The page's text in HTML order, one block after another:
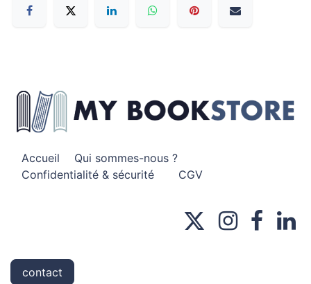
Accueil
Qui sommes-nous ?
Confidentialité & sécurité
CGV
contact